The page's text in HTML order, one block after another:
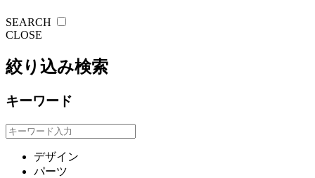
SEARCH
CLOSE
絞り込み検索
キーワード
デザイン
パーツ